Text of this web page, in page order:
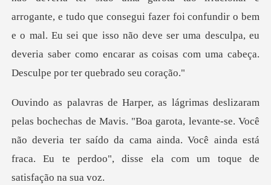
arrogante, e tudo que consegui
. "Boa garota, levante-se. Você
não deveria ter saído da cama ainda. Você aind